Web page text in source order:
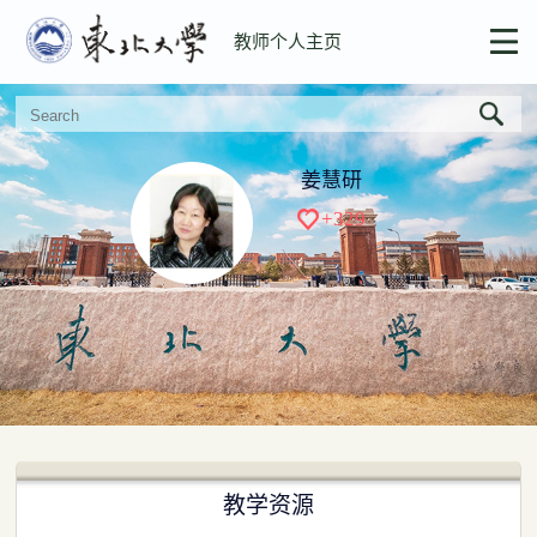
教师个人主页
姜慧研
+329
教学资源